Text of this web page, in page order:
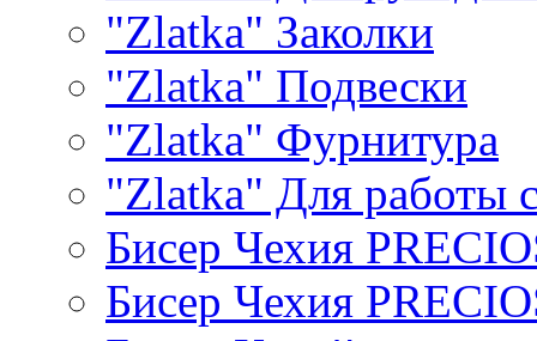
"Zlatka" Заколки
"Zlatka" Подвески
"Zlatka" Фурнитура
"Zlatka" Для работы
Бисер Чехия
Бисер Чехия